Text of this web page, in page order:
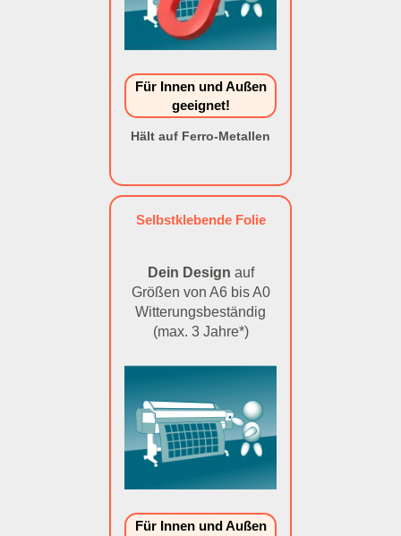
Für Innen und Außen
geeignet!
Hält auf Ferro-Metallen
Selbstklebende Folie
Dein Design auf
Größen von A6 bis A0
Witterungsbeständig
(max. 3 Jahre*)
Für Innen und Außen